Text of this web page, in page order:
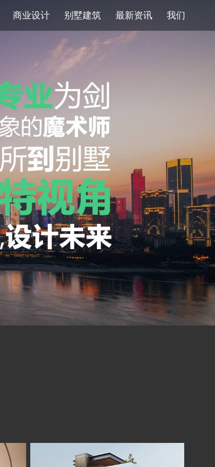
商业设计 别墅建筑 最新资讯 我们